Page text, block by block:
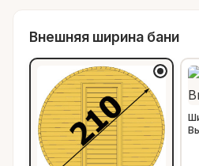
Внешняя ширина бани